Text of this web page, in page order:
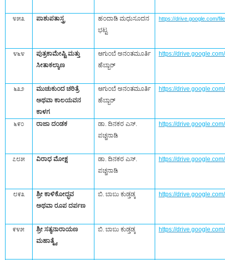
೪೫೩ ಪಾಶುಪತಾಸ್ತ್ರ
ಹಂದಾಡಿ ಮಧುಸೂದನ
ಭಟ್ಟ
https://drive.google.com/
೪೬೪
ಪುತ್ರಕಾಮೇಷ್ಟಿ ಮತ್ತು
ಸೀತಾಕಲ್ಯಾಣ
ಆಗುಂಬೆ ಅನಂತಮೂರ್ತಿ
ಹೆಬ್ಬಾರ್‌
https://
೬೩೨
ಮುಚುಕುಂದ ಚರಿತ್ರೆ
ಅಥವಾ ಕಾಲಯವನ
ಕಾಳಗ
ಆಗುಂಬೆ ಅನಂತಮೂರ್ತಿ
ಹೆಬ್ಬಾರ್‌
https://
೬೯೦ ರಾಜಾ ದಂಡಕ
ಡಾ. ದಿನಕರ ಎಸ್.‌
ಪಚ್ಚನಾಡಿ
https://
೭೮೫ ವಿರಾಧ ಮೋಕ್ಷ
ಡಾ. ದಿನಕರ ಎಸ್.‌
ಪಚ್ಚನಾಡಿ
https://
೮೯೩
ಶ್ರೀ ಕಾಳಿಕೋದ್ಭವ
ಅಥವಾ ರೂಪ ದರ್ಪಣ
ಬಿ. ಬಾಬು ಕುಡ್ತಡ್ಕ https://
೯೪೫
ಶ್ರೀ ಸತ್ಯನಾರಾಯಣ
ಮಹಾತ್ಮ್ಯೆ
ಬಿ. ಬಾಬು ಕುಡ್ತಡ್ಕ https://